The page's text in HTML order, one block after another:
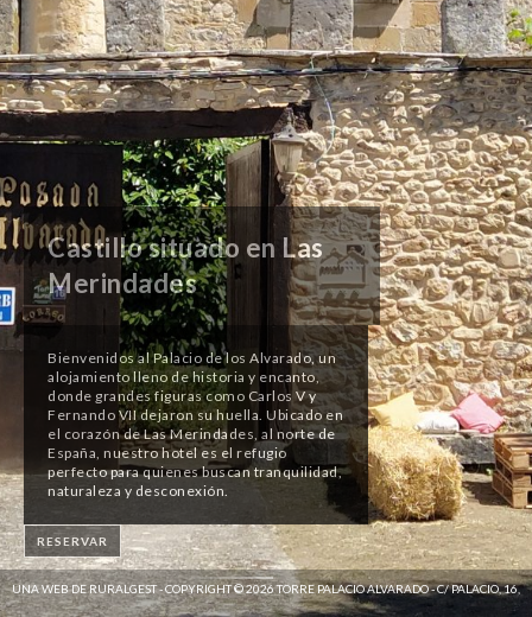
Castillo situado en Las
Merindades
Bienvenidos al Palacio de los Alvarado, un
alojamiento lleno de historia y encanto,
donde grandes figuras como Carlos V y
Fernando VII dejaron su huella. Ubicado en
el corazón de Las Merindades, al norte de
España, nuestro hotel es el refugio
perfecto para quienes buscan tranquilidad,
naturaleza y desconexión.
RESERVAR
UNA WEB DE RURALGEST - COPYRIGHT © 2026 TORRE PALACIO ALVARADO - C/ PALACIO, 16,